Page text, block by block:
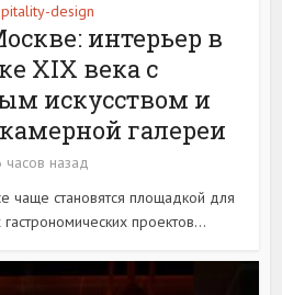
design
интерьер в
XIX века с
искусством и
галереи
часов назад
чаще становятся площадкой для
проектов...